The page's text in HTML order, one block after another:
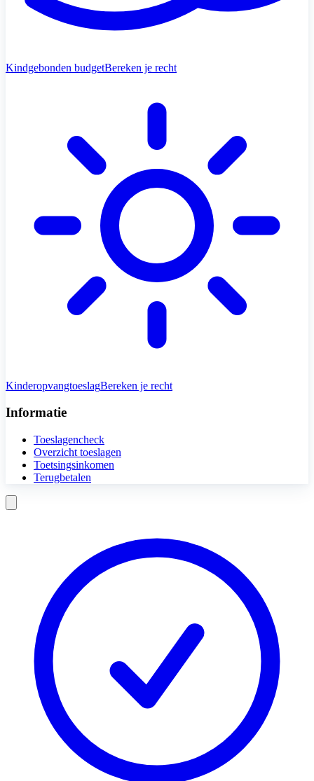
Kindgebonden budgetBereken je recht
KinderopvangtoeslagBereken je recht
Informatie
Toeslagencheck
Overzicht toeslagen
Toetsingsinkomen
Terugbetalen